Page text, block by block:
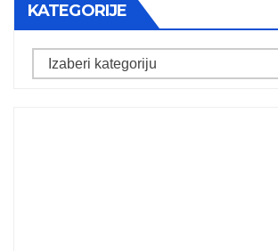
KATEGORIJE
Kategorije